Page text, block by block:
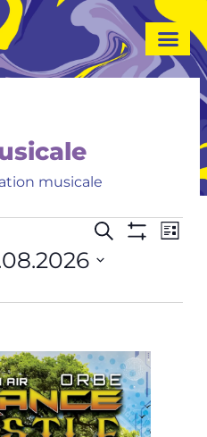
musicale
et
RechercheListe